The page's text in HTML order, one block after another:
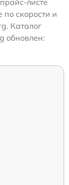
листе
скорости и
Каталог
обновлен: